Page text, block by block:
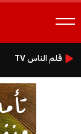
قلم الناس TV